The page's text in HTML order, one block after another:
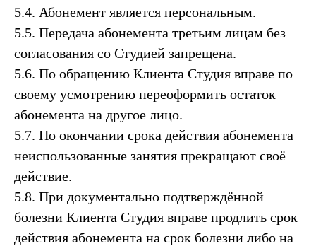
5.4. Абонемент является персональным.
5.5. Передача абонемента третьим лицам без
согласования со Студией запрещена.
5.6. По обращению Клиента Студия вправе по
своему усмотрению переоформить остаток
абонемента на другое лицо.
5.7. По окончании срока действия абонемента
неиспользованные занятия прекращают своё
действие.
5.8. При документально подтверждённой
болезни Клиента Студия вправе продлить срок
действия абонемента на срок болезни либо на